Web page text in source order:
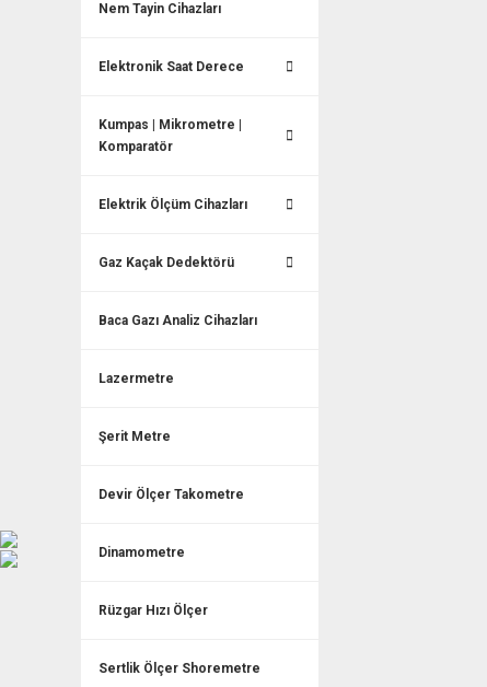
Nem Tayin Cihazları
Elektronik Saat Derece
Kumpas | Mikrometre |
Komparatör
Elektrik Ölçüm Cihazları
Gaz Kaçak Dedektörü
Baca Gazı Analiz Cihazları
Lazermetre
Şerit Metre
Devir Ölçer Takometre
Dinamometre
Rüzgar Hızı Ölçer
Sertlik Ölçer Shoremetre